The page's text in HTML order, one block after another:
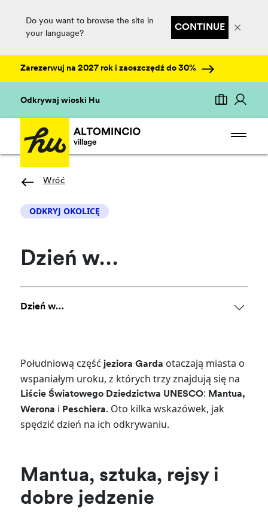
Do you want to browse the site in
your language?
CONTINUE
Zarezerwuj na 2027 rok i zaoszczędź do 30%
Odkrywaj wioski Hu
Wróć
ODKRYJ OKOLICĘ
Dzień w…
Dzień w…
Południową częśćjeziora Garda otaczają miasta o
wspaniałym uroku, z których trzy znajdują się na
Liście Światowego Dziedzictwa UNESCO: Mantua,
Werona i Peschiera. Oto kilka wskazówek, jak
spędzić dzień na ich odkrywaniu.
Mantua, sztuka, rejsy i
dobre jedzenie